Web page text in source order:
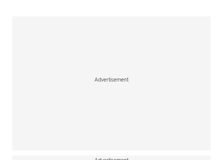
Advertisement